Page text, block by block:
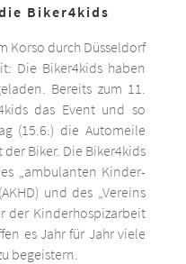
Biker4kids
Korso durch Düsseldorf
Die Biker4kids haben
Bereits zum 11.
das Event und so
(15.6.) die Automeile
der Biker. Die Biker4kids
„ambulanten Kinder-
und des „Vereins
der Kinderhospizarbeit
es Jahr für Jahr viele
begeistern.